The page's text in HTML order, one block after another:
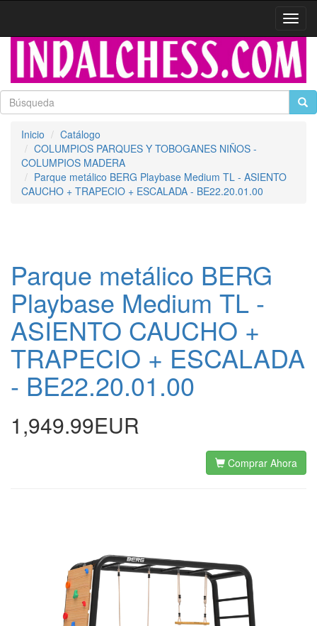
Inicio
Catálogo
COLUMPIOS PARQUES Y TOBOGANES NIÑOS -
COLUMPIOS MADERA
Parque metálico BERG Playbase Medium TL - ASIENTO
CAUCHO + TRAPECIO + ESCALADA - BE22.20.01.00
Parque metálico BERG
Playbase Medium TL -
ASIENTO CAUCHO +
TRAPECIO + ESCALADA
- BE22.20.01.00
1,949.99EUR
Comprar Ahora